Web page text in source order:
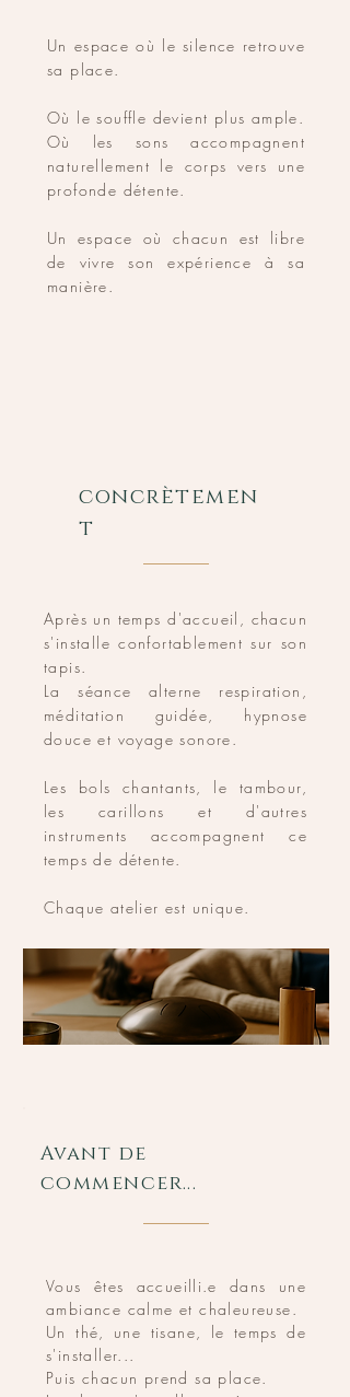
Un espace où le silence retrouve
sa place.
Où le souffle devient plus ample.
Où les sons accompagnent
naturellement le corps vers une
profonde détente.
Un espace où chacun est libre
de vivre son expérience à sa
manière.
concrètemen
t
Après un temps d'accueil, chacun
s'installe confortablement sur son
tapis.
La séance alterne respiration,
méditation guidée, hypnose
douce et voyage sonore.
Les bols chantants, le tambour,
les carillons et d'autres
instruments accompagnent ce
temps de détente.
Chaque atelier est unique.
Avant de
commencer...
Vous êtes accueilli.e dans une
ambiance calme et chaleureuse.
Un thé, une tisane, le temps de
s'installer...
Puis chacun prend sa place.